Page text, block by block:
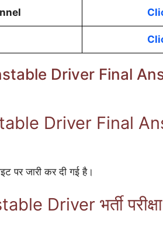
Driver Final
Driver Final
पर जारी कर दी गई है।
Driver भर्ती